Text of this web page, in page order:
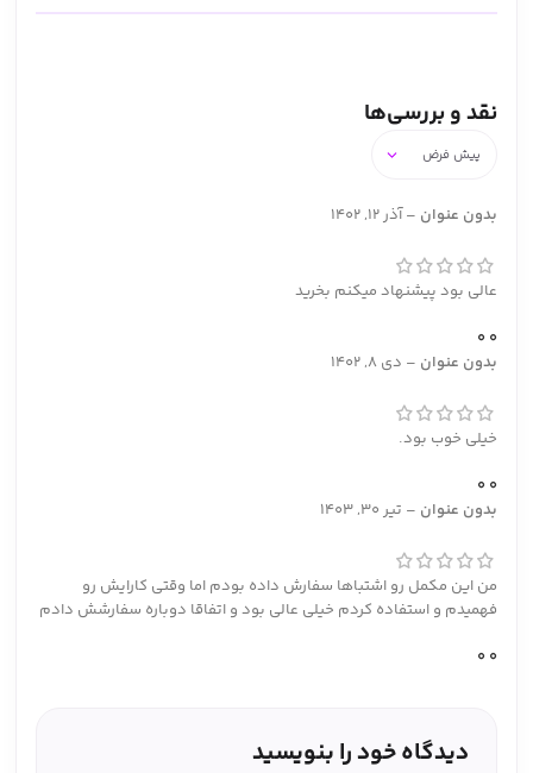
نقد و بررسی‌ها
بدون عنوان –آذر 12, 1402
عالی بود پیشنهاد میکنم بخرید
0
0
بدون عنوان – دی 8, 1402
خیلی خوب بود.
0
0
بدون عنوان – تیر 30, 1403
من این مکمل رو اشتباها سفارش داده بودم اما وقتی کارایش رو
فهمیدم و استفاده کردم خیلی عالی بود و اتفاقا دوباره سفارشش دادم
0
0
دیدگاه خود را بنویسید